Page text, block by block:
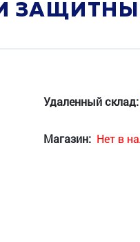
Удаленный склад:
Магазин: Нет в